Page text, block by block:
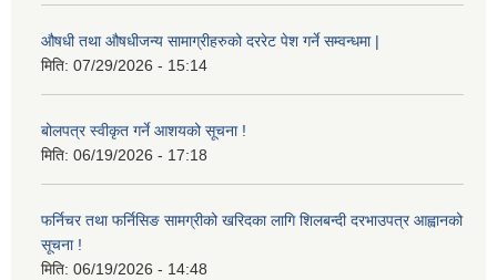
औषधी तथा औषधीजन्य सामाग्रीहरुको दररेट पेश गर्ने सम्वन्धमा |
मिति: 07/29/2026 - 15:14
बोलपत्र स्वीकृत गर्ने आशयको सूचना !
मिति: 06/19/2026 - 17:18
फर्निचर तथा फर्निसिङ सामग्रीको खरिदका लागि शिलबन्दी दरभाउपत्र आह्वानको
सूचना !
मिति: 06/19/2026 - 14:48